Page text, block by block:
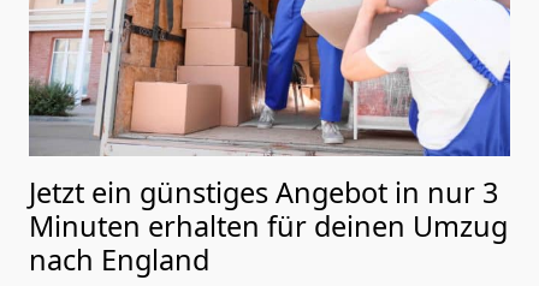
Jetzt ein günstiges Angebot in nur 3
Minuten erhalten für deinen Umzug
nach England